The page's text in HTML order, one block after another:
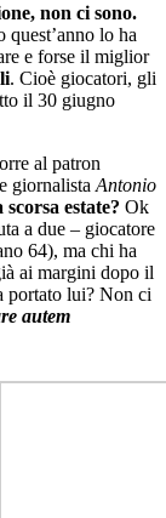
non ci sono.
lo ha
e forse il miglior
. Cioè giocatori, gli
il 30 giugno
al patron
giornalista Antonio
estate? Ok
a due – giocatore
64), ma chi ha
ai margini dopo il
portato lui? Non ci
autem